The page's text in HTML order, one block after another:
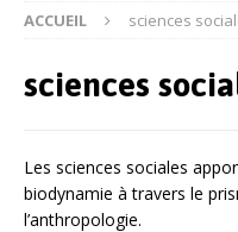
ACCUEIL sciences
sciences
Les sciences sociales
biodynamie à travers le
l’anthropologie.